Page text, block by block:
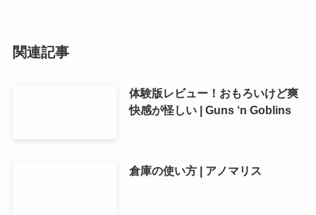
関連記事
体験版レビュー！おもろいけど爽
快感が怪しい | Guns ‘n Goblins
倉庫の使い方 | アノマリス